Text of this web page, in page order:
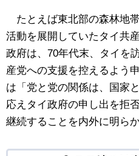
たとえば東北部の森林地
活動を展開していたタイ共
政府は、70年代末、タイを
産党への支援を控えるよう
は「党と党の関係は、国家
応えタイ政府の申し出を拒
継続することを内外に明ら